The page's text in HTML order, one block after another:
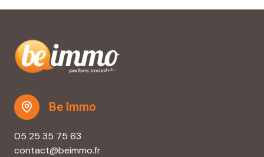
Be Immo
05 25 35 75 63
contact@beimmo.fr